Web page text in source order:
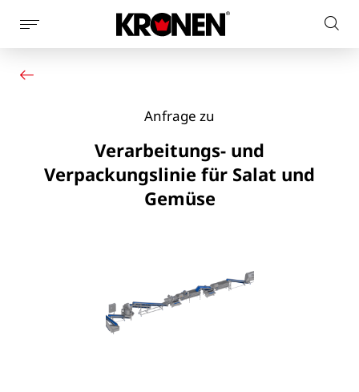
Seitennaviagtion
anzeigen
Unsere Lösungen
Unternehmen
Kontakt
Anfrage zu
Verarbeitungs- und
Verpackungslinie für Salat und
Gemüse